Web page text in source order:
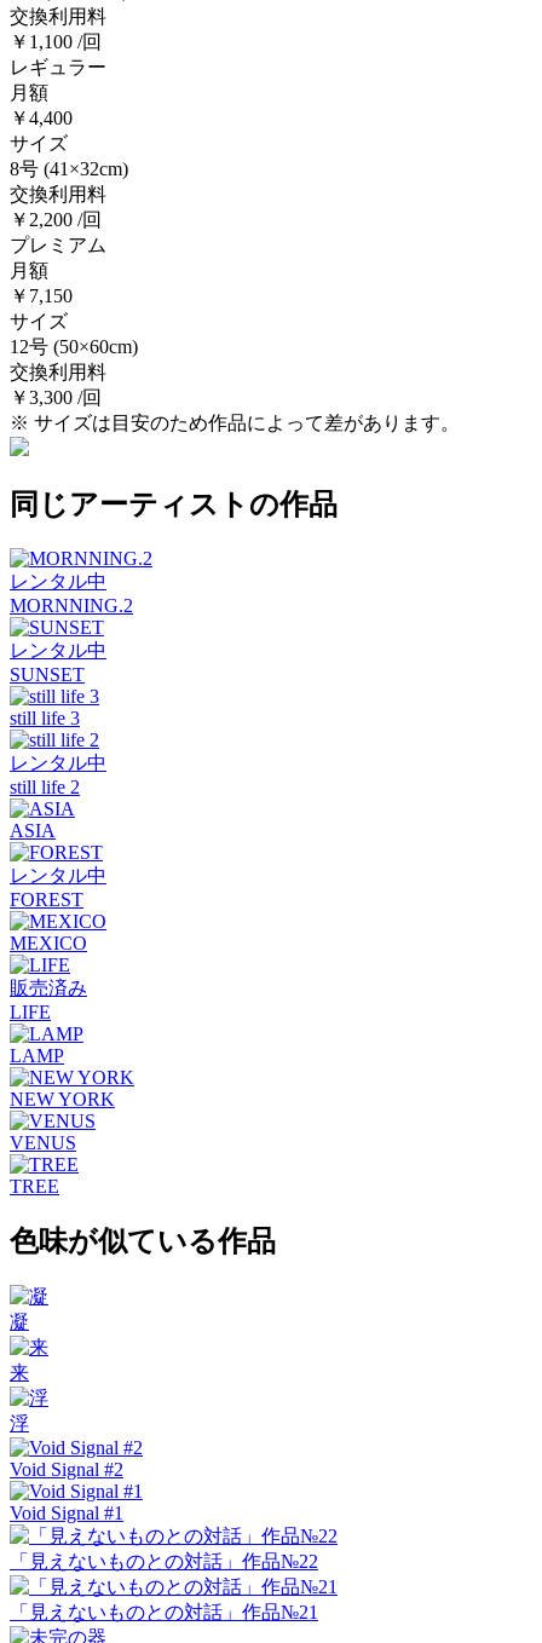
交換利用料
￥1,100 /回
レギュラー
月額
￥4,400
サイズ
8号 (41×32cm)
交換利用料
￥2,200 /回
プレミアム
月額
￥7,150
サイズ
12号 (50×60cm)
交換利用料
￥3,300 /回
※ サイズは目安のため作品によって差があります。
同じアーティストの作品
レンタル中
MORNNING.2
レンタル中
SUNSET
still life 3
レンタル中
still life 2
ASIA
レンタル中
FOREST
MEXICO
販売済み
LIFE
LAMP
NEW YORK
VENUS
TREE
色味が似ている作品
凝
来
浮
Void Signal #2
Void Signal #1
「見えないものとの対話」作品№22
「見えないものとの対話」作品№21